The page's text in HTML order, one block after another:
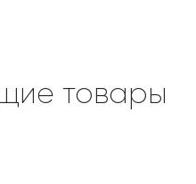
товары